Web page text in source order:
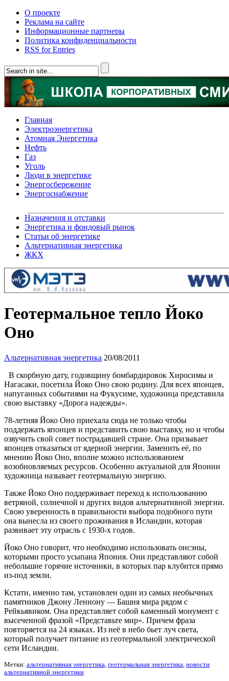
О проекте
Реклама на сайте
Информационные партнеры
Политика конфиденциальности
RSS for Entries
Главная
Электроэнергетика
Атомная Энергетика
Нефть
Газ
Уголь
Люди в энергетике
Энергосбережение
Энергоснабжение
Назначения и отставки
Энергетика и фондовый рынок
Статьи об энергетике
Альтернативная энергетика
ЖКХ
Геотермальное тепло Йоко
Оно
Альтернативная энергетика 20/08/2011
В скорбную дату, годовщину бомбардировок Хиросимы и
Нагасаки, посетила Йоко Оно свою родину. Для всех японцев,
напуганных событиями на Фукусиме, художница представила
свою выставку «Дорога надежды».
78-летняя Йоко Оно приехала сюда не только чтобы
поддержать японцев и представить свою выставку, но и чтобы
озвучить свой совет пострадавшей стране. Она призывает
японцев отказаться от ядерной энергии. Заменить её, по
мнению Йоко Оно, вполне можно использованием
возобновляемых ресурсов. Особенно актуальной для Японии
художница называет геотермальную энергию.
Также Йоко Оно поддерживает переход к использованию
ветряной, солнечной и других видов альтернативной энергии.
Свою уверенность в правильности выбора подобного пути
она вынесла из своего проживания в Исландии, которая
развивает эту отрасль с 1930-х годов.
Йоко Оно говорит, что необходимо использовать онсэны,
которыми просто усыпана Япония. Они представляют собой
небольшие горячие источники, в которых пар клубится прямо
из-под земли.
Кстати, именно там, установлен один из самых необычных
памятников Джону Леннону — Башня мира рядом с
Рейкьявиком. Она представляет собой каменный монумент с
высеченной фразой «Представьте мир». Причем фраза
повторяется на 24 языках. Из неё в небо бьет луч света,
который получает питание из геотермальной электрической
сети Исландии.
Метки: альтернативная энергетика, геотермальная энергетика, новости
альтернативной энергетики